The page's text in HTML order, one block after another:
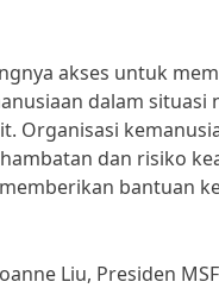
akses untuk
dalam situasi
Organisasi
dan risiko
bantuan
Liu, Presiden